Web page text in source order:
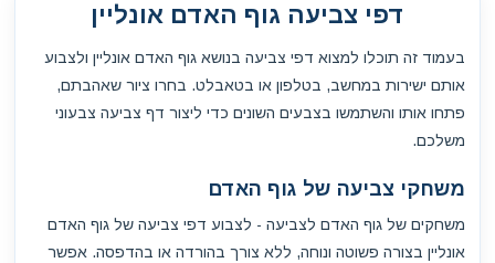
דפי צביעה גוף האדם אונליין
בעמוד זה תוכלו למצוא דפי צביעה בנושא גוף האדם אונליין ולצבוע
אותם ישירות במחשב, בטלפון או בטאבלט. בחרו ציור שאהבתם,
פתחו אותו והשתמשו בצבעים השונים כדי ליצור דף צביעה צבעוני
משלכם.
משחקי צביעה של גוף האדם
משחקים של גוף האדם לצביעה - לצבוע דפי צביעה של גוף האדם
אונליין בצורה פשוטה ונוחה, ללא צורך בהורדה או בהדפסה. אפשר